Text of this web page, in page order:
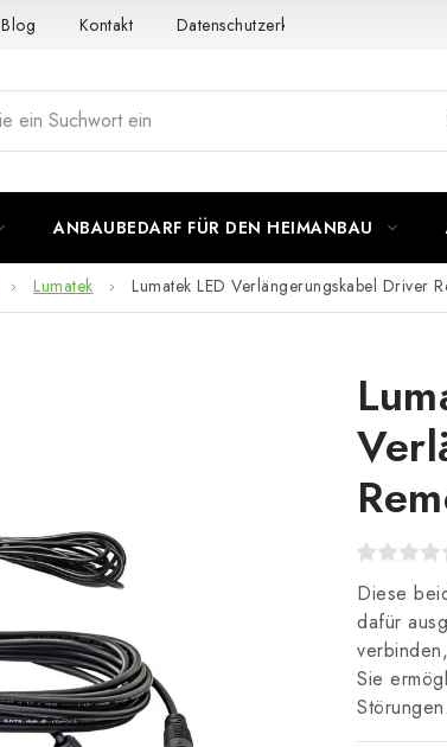
Blog Kontakt Datenschutzerklärung
ANBAUBEDARF FÜR DEN HEIMANBAU
Lumatek Lumatek LED Verlängerungskabel Driver
Diese
dafür
Sie
Störungen.